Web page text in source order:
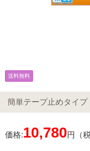
送料無料
簡単テープ止めタイ
価格:10,780円（